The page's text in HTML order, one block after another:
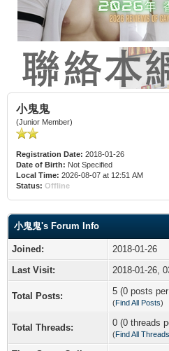
小鬼鬼
(Junior Member)
Registration Date: 2018-01-26
Date of Birth: Not Specified
Local Time: 2026-08-07 at 12:51 AM
Status: Offline
小鬼鬼's Forum Info
Joined:
2018-01-26
Last Visit:
2018-01-26,
Total Posts: 5 (0 posts
(Find All Posts)
Total Threads: 0 (0 threads
(Find All Threads